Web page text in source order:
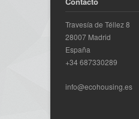
Travesía de Téllez 8
28007 Madrid
España
+34 687330289
info@ecohousing.es